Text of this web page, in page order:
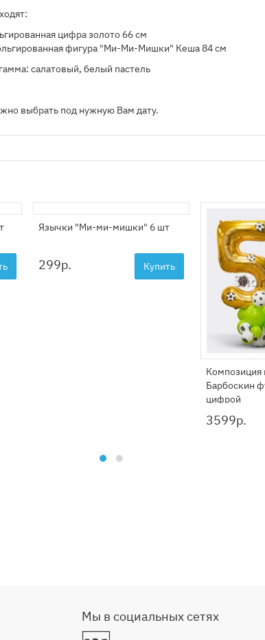
цифра золото 66 см
фигура "Ми-Ми-Мишки" Кеша 84 см
салатовый, белый пастель
выбрать под нужную Вам дату.
Язычки "Ми-ми-мишки" 6 шт
299р. Купить
Барбоскин
цифрой
3599р.
Мы в социальных сетях